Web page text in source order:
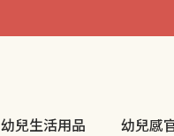
幼兒生活用品 幼兒感